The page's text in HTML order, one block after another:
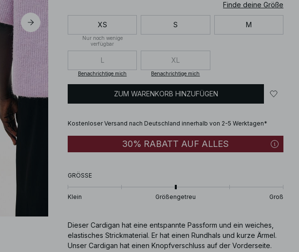
Finde deine Größe
XS
Nur noch wenige
verfügbar
S M
L
Benachrichtige mich
XL
Benachrichtige mich
ZUM WARENKORB HINZUFÜGEN
Kostenloser Versand nach Deutschland innerhalb von 2-5 Werktagen*
30% RABATT AUF ALLES
GRÖSSE
Klein Größengetreu Groß
Dieser Cardigan hat eine entspannte Passform und ein weiches,
elastisches Strickmaterial. Er hat einen Rundhals und kurze Ärmel.
Unser Cardigan hat einen Knopfverschluss auf der Vorderseite.